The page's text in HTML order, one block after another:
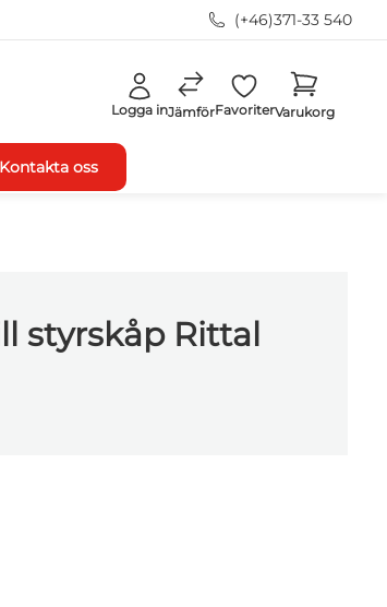
(+46)371-33 540
Logga inJämförFavoriterVarukorg
Kontakta oss
styrskåp Rittal